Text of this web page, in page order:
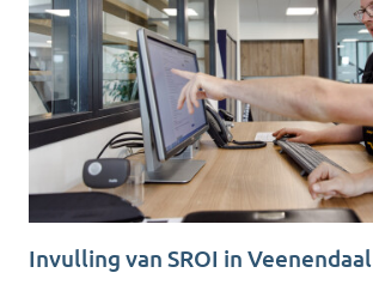
Invulling van SROI in Veenendaal